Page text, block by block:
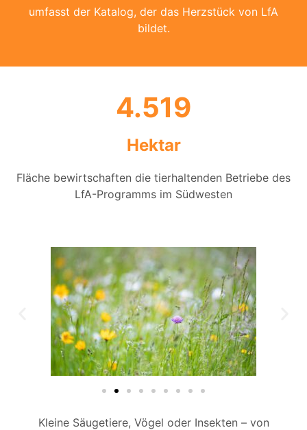
umfasst der Katalog, der das Herzstück von LfA
bildet.
Hektar
4.519
Fläche bewirtschaften die tierhaltenden Betriebe des
LfA-Programms im Südwesten
Kleine Säugetiere, Vögel oder Insekten – von